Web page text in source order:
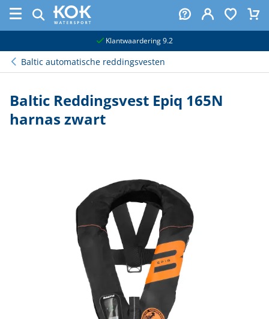
Klantwaardering 9.2
Baltic automatische reddingsvesten
Baltic Reddingsvest Epiq 165N
harnas zwart